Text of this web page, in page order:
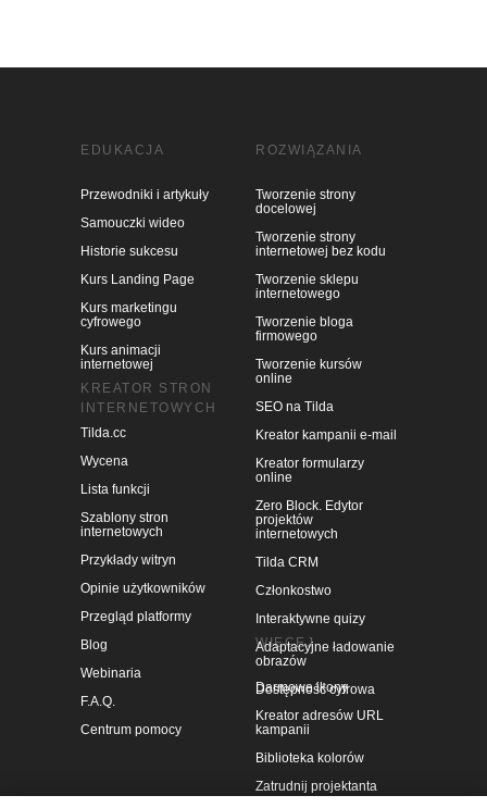
Przewodniki i artykuły
Samouczki wideo
Historie sukcesu
Kurs Landing Page
Kurs marketingu
cyfrowego
Kurs animacji
internetowej
EDUKACJA
Tilda.cc
Wycena
Lista funkcji
Szablony stron
internetowych
Przykłady witryn
Opinie użytkowników
Przegląd platformy
Blog
Webinaria
F.A.Q.
Centrum pomocy
KREATOR STRON
INTERNETOWYCH
Darmowe ikony
Kreator adresów URL
kampanii
Biblioteka kolorów
Zatrudnij projektanta
WIĘCEJ
Tworzenie strony
docelowej
Tworzenie strony
internetowej bez kodu
Tworzenie sklepu
internetowego
Tworzenie bloga
firmowego
Tworzenie kursów
online
SEO na Tilda
Kreator kampanii e-mail
Kreator formularzy
online
Zero Block. Edytor
projektów
internetowych
Tilda CRM
Członkostwo
Interaktywne quizy
Adaptacyjne ładowanie
obrazów
Dostępność cyfrowa
ROZWIĄZANIA